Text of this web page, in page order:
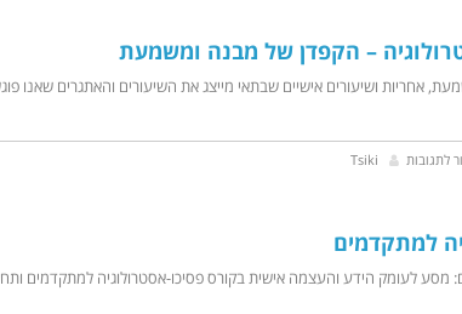
– הקפדן של מבנה ומשמעת
אחריות ושיעורים אישיים שבתאי מייצג את השיעורים והאתגרים שאנו
לתגובות Tsiki
למתקדמים
מסע לעומק הידע והעצמה אישית בקורס פסיכו-אסטרולוגיה למתקדמים